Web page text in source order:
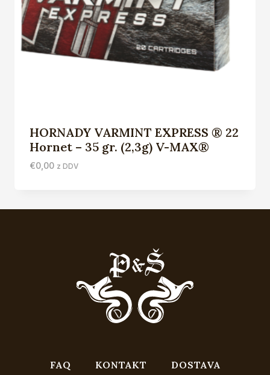
HORNADY VARMINT EXPRESS ® 22
Hornet – 35 gr. (2,3g) V-MAX®
€0,00 z DDV
FAQ KONTAKT DOSTAVA